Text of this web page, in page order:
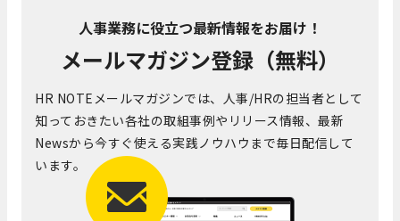
人事業務に役立つ最新情報をお届け！
メールマガジン登録（無料）
HR NOTEメールマガジンでは、人事/HRの担当者として
知っておきたい各社の取組事例やリリース情報、最新
Newsから今すぐ使える実践ノウハウまで毎日配信して
います。